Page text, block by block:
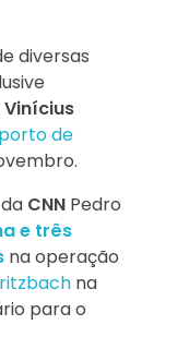
diversas
de
CNN Pedro
e três
na operação
na
para o